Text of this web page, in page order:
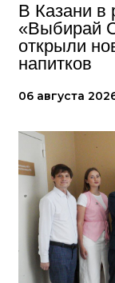
В Казани в
«Выбирай
открыли
напитков
06 августа